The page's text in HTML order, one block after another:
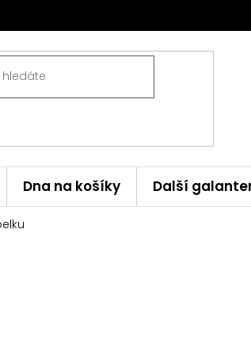
Dna na košíky Další